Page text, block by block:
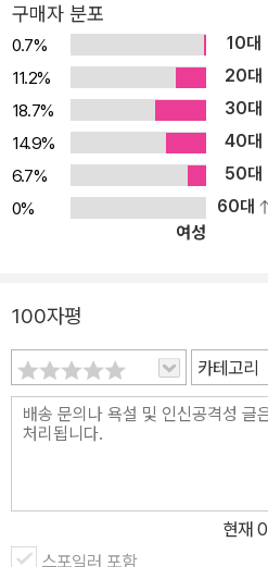
구매자 분포
0.7% 10대
11.2%
20대
18.7%
30대
14.9%
40대
6.7%
50대
0%
60대
여성
100자평
카테고리
현재 0
스포일러 포함